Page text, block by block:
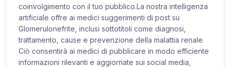
coinvolgimento con il tuo pubblico.La nostra intelligenza
artificiale offre ai medici suggerimenti di post su
Glomerulonefrite, inclusi sottotitoli come diagnosi,
trattamento, cause e prevenzione della malattia renale.
Ciò consentirà ai medici di pubblicare in modo efficiente
informazioni rilevanti e aggiornate sui social media,